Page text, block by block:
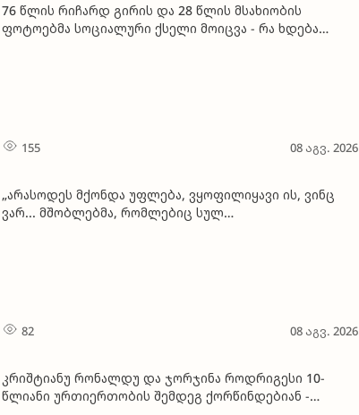
76 წლის რიჩარდ გირის და 28 წლის მსახიობის
ფოტოებმა სოციალური ქსელი მოიცვა - რა ხდება
155 08 აგვ. 2026
„არასოდეს მქონდა უფლება, ვყოფილიყავი ის, ვინც
ვარ... მშობლებმა, რომლებიც სულ
82 08 აგვ. 2026
კრიშტიანუ რონალდუ და ჯორჯინა როდრიგესი 10-
წლიანი ურთიერთობის შემდეგ ქორწინდებიან -